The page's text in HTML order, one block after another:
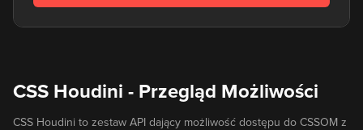
CSS Houdini - Przegląd Możliwości
CSS Houdini to zestaw API dający możliwość dostępu do CSSOM z